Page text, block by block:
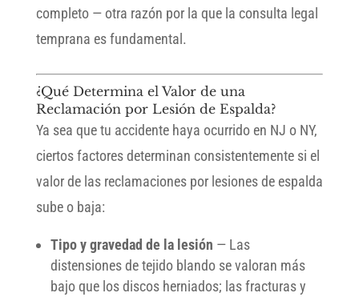
completo — otra razón por la que la consulta legal
temprana es fundamental.
¿Qué Determina el Valor de una
Reclamación por Lesión de Espalda?
Ya sea que tu accidente haya ocurrido en NJ o NY,
ciertos factores determinan consistentemente si el
valor de las reclamaciones por lesiones de espalda
sube o baja:
Tipo y gravedad de la lesión — Las
distensiones de tejido blando se valoran más
bajo que los discos herniados; las fracturas y